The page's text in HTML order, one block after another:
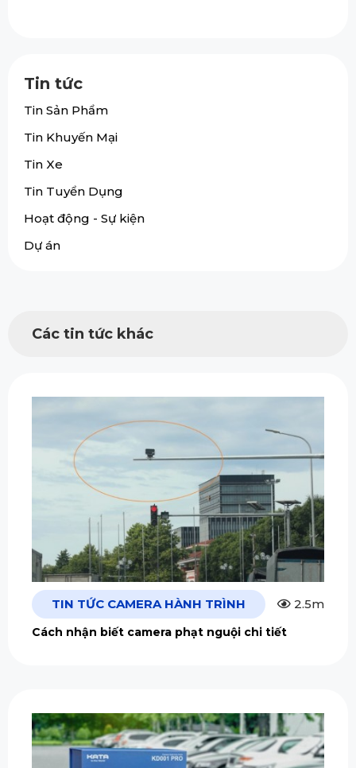
Tin tức
Tin Sản Phẩm
Tin Khuyến Mại
Tin Xe
Tin Tuyển Dụng
Hoạt động - Sự kiện
Dự án
Các tin tức khác
TIN TỨC CAMERA HÀNH TRÌNH 2.5m
Cách nhận biết camera phạt nguội chi tiết